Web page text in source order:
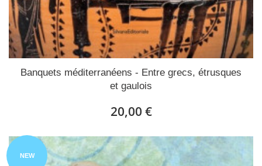
Banquets méditerranéens - Entre grecs, étrusques
et gaulois
20,00 €
NEW